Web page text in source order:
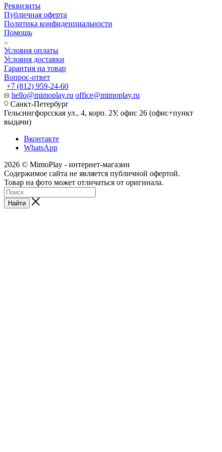
Реквизиты
Публичная оферта
Политика конфиденциальности
Помощь
Условия оплаты
Условия доставки
Гарантия на товар
Вопрос-ответ
+7 (812) 959-24-60
hello@mimoplay.ru office@mimoplay.ru
Санкт-Петербург
Гельсингфорсская ул., 4, корп. 2У, офис 26 (офис+пункт
выдачи)
Вконтакте
WhatsApp
2026 © MimoPlay - интернет-магазин
Содержимое сайта не является публичной офертой.
Товар на фото может отличаться от оригинала.
Найти